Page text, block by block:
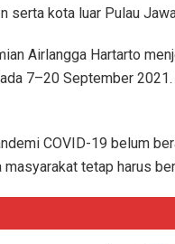
serta kota luar Pulau
Airlangga Hartarto
7–20 September
COVID-19 belum
tetap harus